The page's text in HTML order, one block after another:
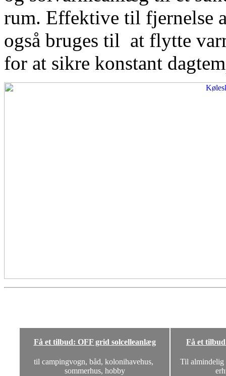
rum. Effektive til fjernelse
også bruges til at flytte
for at sikre konstant
Få et tilbud: OFF grid solcelleanlæg
til campingvogn, båd, kolonihavehus,
sommerhus, hobby
Få et
Til almindelig